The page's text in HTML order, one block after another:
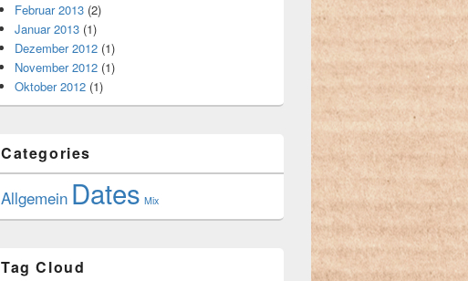
Februar 2013 (2)
Januar 2013 (1)
Dezember 2012 (1)
November 2012 (1)
Oktober 2012 (1)
Categories
Allgemein Dates Mix
Tag Cloud